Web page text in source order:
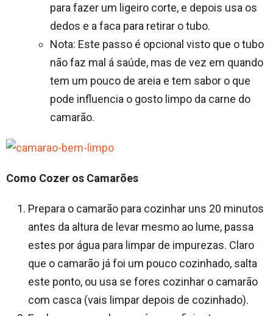
para fazer um ligeiro corte, e depois usa os
dedos e a faca para retirar o tubo.
Nota: Este passo é opcional visto que o tubo
não faz mal á saúde, mas de vez em quando
tem um pouco de areia e tem sabor o que
pode influencia o gosto limpo da carne do
camarão.
Como Cozer os Camarões
Prepara o camarão para cozinhar uns 20 minutos
antes da altura de levar mesmo ao lume, passa
estes por água para limpar de impurezas. Claro
que o camarão já foi um pouco cozinhado, salta
este ponto, ou usa se fores cozinhar o camarão
com casca (vais limpar depois de cozinhado).